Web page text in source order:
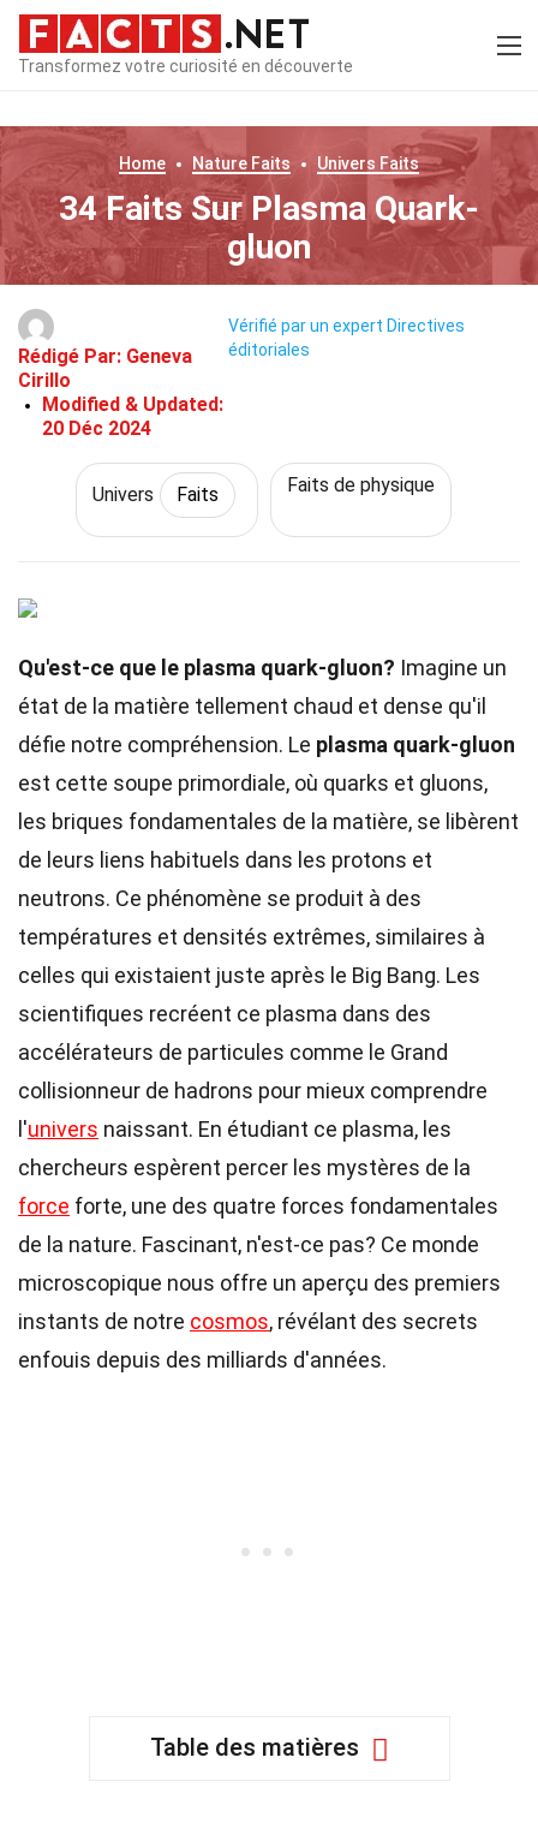
Transformez votre curiosité en découverte
Home Nature Faits Univers Faits
34 Faits Sur Plasma Quark-
gluon
Rédigé Par: Geneva
Cirillo
Modified & Updated:
20 Déc 2024
Vérifié par un expert Directives
éditoriales
Univers Faits Faits de physique
Qu'est-ce que le plasma quark-gluon? Imagine un
état de la matière tellement chaud et dense qu'il
défie notre compréhension. Le plasma quark-gluon
est cette soupe primordiale, où quarks et gluons,
les briques fondamentales de la matière, se libèrent
de leurs liens habituels dans les protons et
neutrons. Ce phénomène se produit à des
températures et densités extrêmes, similaires à
celles qui existaient juste après le Big Bang. Les
scientifiques recréent ce plasma dans des
accélérateurs de particules comme le Grand
collisionneur de hadrons pour mieux comprendre
l'univers naissant. En étudiant ce plasma, les
chercheurs espèrent percer les mystères de la
force forte, une des quatre forces fondamentales
de la nature. Fascinant, n'est-ce pas? Ce monde
microscopique nous offre un aperçu des premiers
instants de notre cosmos, révélant des secrets
enfouis depuis des milliards d'années.
Table des matières